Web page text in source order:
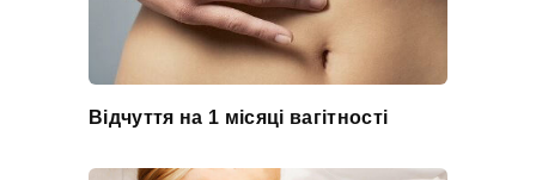
Відчуття на 1 місяці вагітності